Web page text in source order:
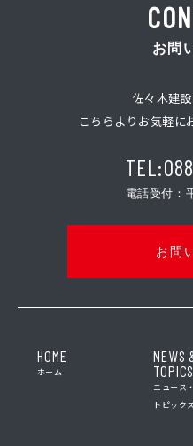
お問
佐々木建
こちらよりお気軽に
電話受付：
お問
HOME
ホーム
NEWS
TOPICS
ニュース・
トピックス